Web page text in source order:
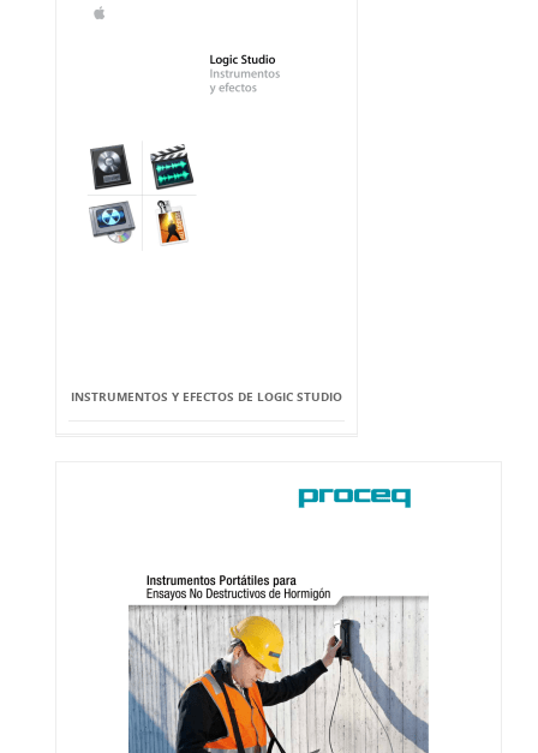
INSTRUMENTOS Y EFECTOS DE LOGIC STUDIO